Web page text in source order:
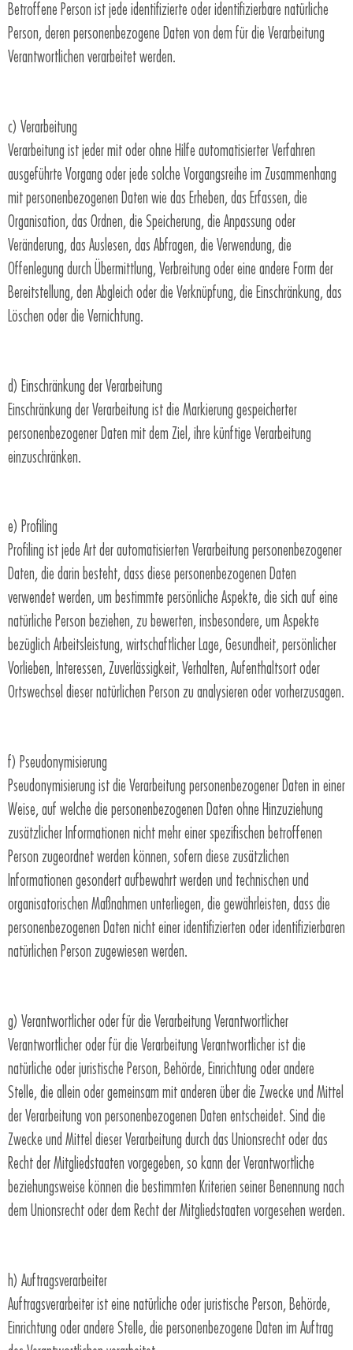
Betroffene Person ist jede identifizierte oder identifizierbare natürliche
Person, deren personenbezogene Daten von dem für die Verarbeitung
Verantwortlichen verarbeitet werden.
c) Verarbeitung
Verarbeitung ist jeder mit oder ohne Hilfe automatisierter Verfahren
ausgeführte Vorgang oder jede solche Vorgangsreihe im Zusammenhang
mit personenbezogenen Daten wie das Erheben, das Erfassen, die
Organisation, das Ordnen, die Speicherung, die Anpassung oder
Veränderung, das Auslesen, das Abfragen, die Verwendung, die
Offenlegung durch Übermittlung, Verbreitung oder eine andere Form der
Bereitstellung, den Abgleich oder die Verknüpfung, die Einschränkung, das
Löschen oder die Vernichtung.
d) Einschränkung der Verarbeitung
Einschränkung der Verarbeitung ist die Markierung gespeicherter
personenbezogener Daten mit dem Ziel, ihre künftige Verarbeitung
einzuschränken.
e) Profiling
Profiling ist jede Art der automatisierten Verarbeitung personenbezogener
Daten, die darin besteht, dass diese personenbezogenen Daten
verwendet werden, um bestimmte persönliche Aspekte, die sich auf eine
natürliche Person beziehen, zu bewerten, insbesondere, um Aspekte
bezüglich Arbeitsleistung, wirtschaftlicher Lage, Gesundheit, persönlicher
Vorlieben, Interessen, Zuverlässigkeit, Verhalten, Aufenthaltsort oder
Ortswechsel dieser natürlichen Person zu analysieren oder vorherzusagen.
f) Pseudonymisierung
Pseudonymisierung ist die Verarbeitung personenbezogener Daten in einer
Weise, auf welche die personenbezogenen Daten ohne Hinzuziehung
zusätzlicher Informationen nicht mehr einer spezifischen betroffenen
Person zugeordnet werden können, sofern diese zusätzlichen
Informationen gesondert aufbewahrt werden und technischen und
organisatorischen Maßnahmen unterliegen, die gewährleisten, dass die
personenbezogenen Daten nicht einer identifizierten oder identifizierbaren
natürlichen Person zugewiesen werden.
g) Verantwortlicher oder für die Verarbeitung Verantwortlicher
Verantwortlicher oder für die Verarbeitung Verantwortlicher ist die
natürliche oder juristische Person, Behörde, Einrichtung oder andere
Stelle, die allein oder gemeinsam mit anderen über die Zwecke und Mittel
der Verarbeitung von personenbezogenen Daten entscheidet. Sind die
Zwecke und Mittel dieser Verarbeitung durch das Unionsrecht oder das
Recht der Mitgliedstaaten vorgegeben, so kann der Verantwortliche
beziehungsweise können die bestimmten Kriterien seiner Benennung nach
dem Unionsrecht oder dem Recht der Mitgliedstaaten vorgesehen werden.
h) Auftragsverarbeiter
Auftragsverarbeiter ist eine natürliche oder juristische Person, Behörde,
Einrichtung oder andere Stelle, die personenbezogene Daten im Auftrag